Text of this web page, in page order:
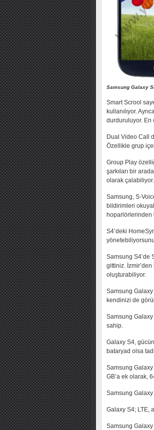
Samsung Galaxy
Smart Scrool
kullanılıyor.
durduruluyor. En
Dual Video Call
Özellikle grup
Group Play
şarkıları bir
olarak
Samsung, S-
bildirimleri
hoparlörlerinden
S4’deki
Samsung S4’de
gittiniz.
oluşturabiliyor.
Samsung
kendinizi de
Samsung
sahip.
Galaxy S4,
bataryad olsa
Samsung
GB’a ek olarak,
Samsung
Galaxy S4; LTE,
Samsung Galaxy